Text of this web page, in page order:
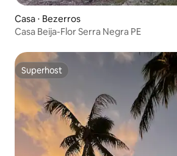
Casa ⋅ Bezerros
Casa Beija-Flor Serra Negra PE
Superhost
Superhost